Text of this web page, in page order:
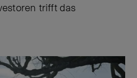
trifft das